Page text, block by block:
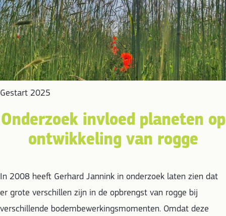
Gestart 2025
Onderzoek invloed planeten op
ontwikkeling van rogge
In 2008 heeft Gerhard Jannink in onderzoek laten zien dat
er grote verschillen zijn in de opbrengst van rogge bij
verschillende bodembewerkingsmomenten. Omdat deze